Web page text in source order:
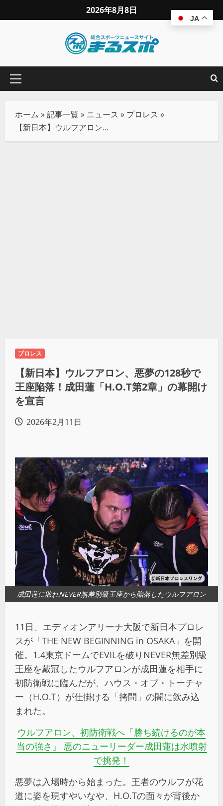
2026年8月8日
ホーム »記事一覧 » ニュース » プロレス »
【新日本】ウルフアロン、悪夢の128秒で王座陥落！成田蓮「H.O.T第2章」の幕開けを宣言
プロレス
【新日本】ウルフアロン、悪夢の128秒で
王座陥落！成田蓮「H.O.T第2章」の幕開け
を宣言
2026年2月11日
成田蓮に敗れNEVER無差別級王座から陥落したウルフアロン
11日、エディオンアリーナ大阪で新日本プロレ
スが「THE NEW BEGINNING in OSAKA」を開
催。1.4東京ドームでEVILを破りNEVER無差別級
王座を戴冠したウルフアロンが成田蓮を相手に
初防衛戦に臨んだが、ハウス・オブ・トーチャ
ー（H.O.T）が仕掛ける「拷問」の闇に飲み込
まれた。
ウルフアロン、初防衛戦へ「勝ち続けるのが本
当の強さ」 悪のニューリーダー成田蓮は水噴射
で挑発！
悪夢は入場時から始まった。王者のウルフが花
道に姿を現すやいなや、H.O.Tの面々が背後か
JA